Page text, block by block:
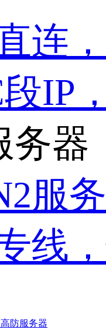
连
IP
务器
服
线
防服务器